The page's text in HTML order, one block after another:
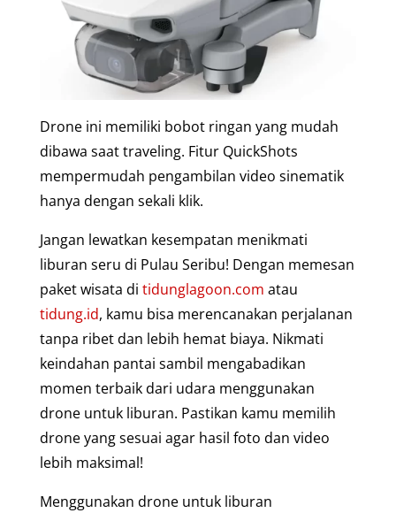
Drone ini memiliki bobot ringan yang mudah
dibawa saat traveling. Fitur QuickShots
mempermudah pengambilan video sinematik
hanya dengan sekali klik.
Jangan lewatkan kesempatan menikmati
liburan seru di Pulau Seribu! Dengan memesan
paket wisata di tidunglagoon.com atau
tidung.id, kamu bisa merencanakan perjalanan
tanpa ribet dan lebih hemat biaya. Nikmati
keindahan pantai sambil mengabadikan
momen terbaik dari udara menggunakan
drone untuk liburan. Pastikan kamu memilih
drone yang sesuai agar hasil foto dan video
lebih maksimal!
Menggunakan drone untuk liburan